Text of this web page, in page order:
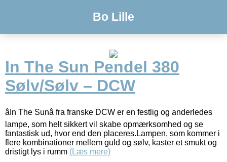
Bo Lille
In The Sun Pendel 380
Sølv/Sølv – DCW
âIn The Sunâ fra franske DCW er en festlig og anderledes
lampe, som helt sikkert vil skabe opmærksomhed og se
fantastisk ud, hvor end den placeres.Lampen, som kommer i
flere kombinationer mellem guld og sølv, kaster et smukt og
dristigt lys i rumm (Læs mere)